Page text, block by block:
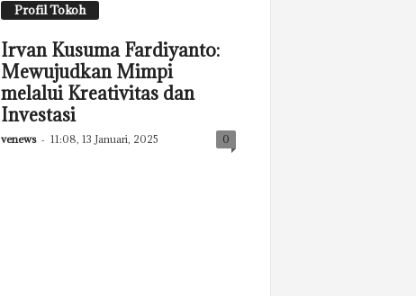
Profil Tokoh
Irvan Kusuma Fardiyanto:
Mewujudkan Mimpi
melalui Kreativitas dan
Investasi
venews - 11:08, 13 Januari, 2025 0